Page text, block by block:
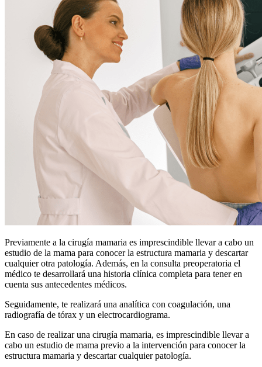
Previamente a la cirugía mamaria es imprescindible llevar a cabo un
estudio de la mama para conocer la estructura mamaria y descartar
cualquier otra patología. Además, en la consulta preoperatoria el
médico te desarrollará una historia clínica completa para tener en
cuenta sus antecedentes médicos.
Seguidamente, te realizará una analítica con coagulación, una
radiografía de tórax y un electrocardiograma.
En caso de realizar una cirugía mamaria, es imprescindible llevar a
cabo un estudio de mama previo a la intervención para conocer la
estructura mamaria y descartar cualquier patología.